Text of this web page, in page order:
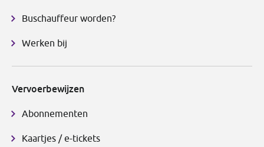
Buschauffeur worden?
Werken bij
Vervoerbewijzen
Abonnementen
Kaartjes / e-tickets